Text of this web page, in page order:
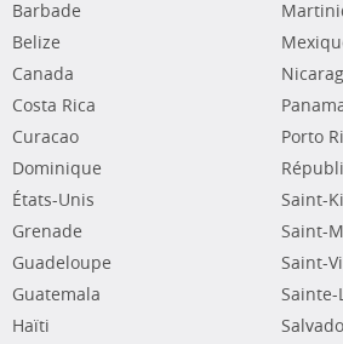
Barbade
Belize
Canada
Costa Rica
Curacao
Dominique
États-Unis
Grenade
Guadeloupe
Guatemala
Haïti
Porto
Saint-
Saint-
Saint-
Sainte-